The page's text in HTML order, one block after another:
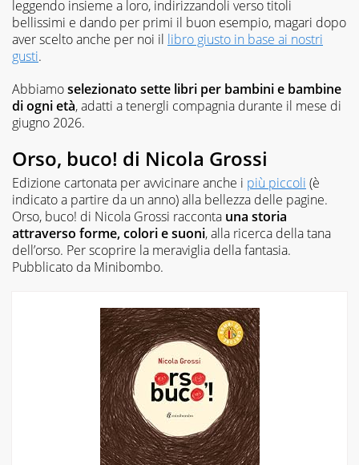
e
ritrovarsi
nelle
felice
con
il
due
figli
e
un
cane.
leggendo insieme a loro, indirizzandoli verso titoli
bellissimi e dando per primi il buon esempio, magari dopo
aver scelto anche per noi il libro giusto in base ai nostri
gusti.
Abbiamoselezionato sette libri per bambini e bambine
di ogni età, adatti a tenergli compagnia durante il mese di
giugno 2026.
Orso, buco! di Nicola Grossi
Edizione cartonata per avvicinare anche i più piccoli (è
indicato a partire da un anno) alla bellezza delle pagine.
Orso, buco! di Nicola Grossi racconta una storia
attraverso forme, colori e suoni, alla ricerca della tana
dell’orso. Per scoprire la meraviglia della fantasia.
Pubblicato da Minibombo.